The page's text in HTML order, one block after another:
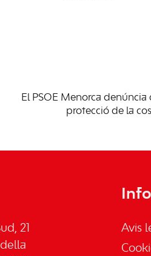
El PSOE Menorca denúncia
protecció de la
21
Avis